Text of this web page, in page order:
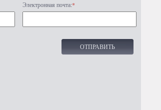
Электронная почта:*